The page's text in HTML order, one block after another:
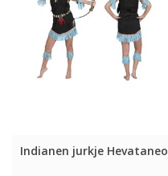
Indianen jurkje Hevataneo